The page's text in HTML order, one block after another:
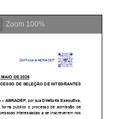
Zoom 100%